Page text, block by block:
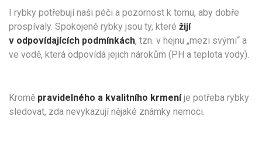
I rybky potřebují naši péči a pozornost k tomu, aby dobře
prospívaly. Spokojené rybky jsou ty, které žijí
v odpovídajících podmínkách, tzn. v hejnu „mezi svými“ a
ve vodě, která odpovídá jejich nárokům (PH a teplota vody).
Kromě pravidelného a kvalitního krmeníje potřeba rybky
sledovat, zda nevykazují nějaké známky nemoci.